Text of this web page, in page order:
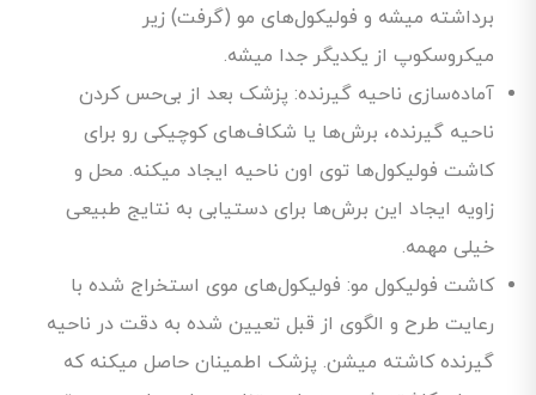
برداشته میشه و فولیکول‌های مو (گرفت) زیر
میکروسکوپ از یکدیگر جدا میشه.
آماده‌سازی ناحیه گیرنده: پزشک بعد از بی‌حس کردن
ناحیه گیرنده، برش‌ها یا شکاف‌های کوچیکی رو برای
کاشت فولیکول‌ها توی اون ناحیه ایجاد میکنه. محل و
زاویه ایجاد این برش‌ها برای دستیابی به نتایج طبیعی
خیلی مهمه.
کاشت فولیکول مو: فولیکول‌های موی استخراج شده با
رعایت طرح و الگوی از قبل تعیین شده به دقت در ناحیه
گیرنده کاشته میشن. پزشک اطمینان حاصل میکنه که